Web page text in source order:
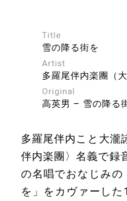
Title
雪の降る街を
Artist
多羅尾伴内楽團（大
Original
高英男 – 雪の降る
多羅尾伴内こと大瀧
伴内楽團〉名義で録
の名唱でおなじみの
を」をカヴァーし